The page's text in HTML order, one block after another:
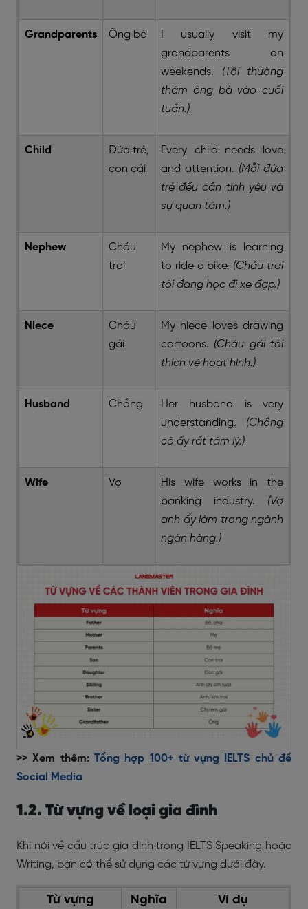
Grandparents Ông bà
I usually visit my
grandparents on
weekends. (Tôi thường
thăm ông bà vào cuối
tuần.)
Child
Đứa trẻ,
con cái
Every child needs love
and attention. (Mỗi đứa
trẻ đều cần tình yêu và
sự quan tâm.)
Nephew
Cháu
trai
My nephew is learning
to ride a bike. (Cháu trai
tôi đang học đi xe đạp.)
Niece
Cháu
gái
My niece loves drawing
cartoons. (Cháu gái tôi
thích vẽ hoạt hình.)
Husband Chồng
Her husband is very
understanding. (Chồng
cô ấy rất tâm lý.)
Wife Vợ
His wife works in the
banking industry. (Vợ
anh ấy làm trong ngành
ngân hàng.)
>> Xem thêm: Tổng hợp 100+ từ vựng IELTS chủ đề
Social Media
1.2. Từ vựng về loại gia đình
Khi nói về cấu trúc gia đình trong IELTS Speaking hoặc
Writing, bạn có thể sử dụng các từ vựng dưới đây.
Từ vựng Nghĩa Ví dụ